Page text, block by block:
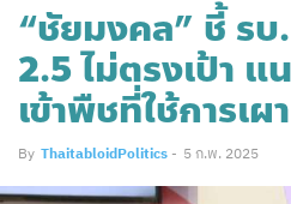
“ชัยมงคล” ชี้ ร
2.5 ไม่ตรงเป้า แ
เข้าพืชที่ใช้การเผา
By ThaitabloidPolitics - 5 ก.พ. 2025